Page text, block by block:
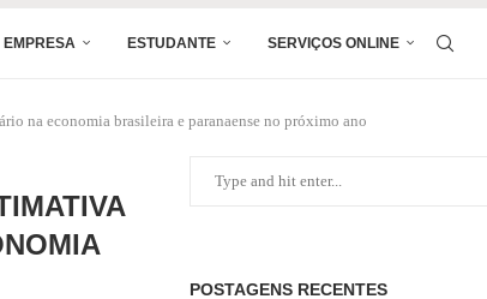
EMPRESA ESTUDANTE SERVIÇOS ONLINE
na economia brasileira e paranaense no próximo ano
POSTAGENS RECENTES